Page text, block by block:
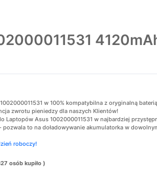
w 100% kompatybilna z oryginalną
zwrotu pieniedzy dla naszych Klientów!
Laptopów Asus 1002000011531 w najbardziej
pozwala to na doładowywanie akumulatorka w
roboczy!
osób kupiło )